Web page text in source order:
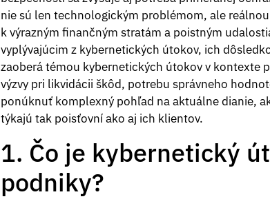
nie sú len technologickým problémom, ale
k výrazným finančným stratám a poistným
vyplývajúcim z kybernetických útokov, ich
zaoberá témou kybernetických útokov v kontexte
výzvy pri likvidácii škôd, potrebu správneho
ponúknuť komplexný pohľad na aktuálne dianie,
týkajú tak poisťovní ako aj ich klientov.
1. Čo je kybernetický
podniky?